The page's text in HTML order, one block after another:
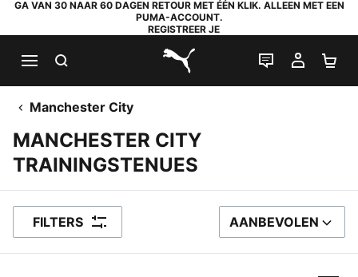
GA VAN 30 NAAR 60 DAGEN RETOUR MET ÉÉN KLIK. ALLEEN MET EEN
PUMA-ACCOUNT.
REGISTREER JE
PUMA.com
LIVE CHAT
MIJN
Manchester City
MANCHESTER CITY
TRAININGSTENUES
FILTERS SORTEER OP
AANBEVOLEN